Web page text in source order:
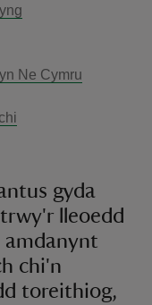
Ne Cymru
gyda
lleoedd
chi'n
toreithiog,